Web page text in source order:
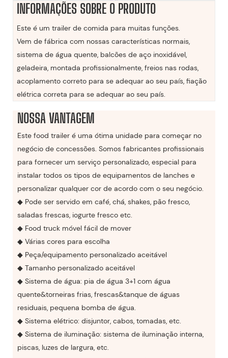
INFORMAÇÕES SOBRE O PRODUTO
Este é um trailer de comida para muitas funções.
Vem de fábrica com nossas características normais,
sistema de água quente, balcões de aço inoxidável,
geladeira, montada profissionalmente, freios nas rodas,
acoplamento correto para se adequar ao seu país, fiação
elétrica correta para se adequar ao seu país.
NOSSA VANTAGEM
Este food trailer é uma ótima unidade para começar no
negócio de concessões. Somos fabricantes profissionais
para fornecer um serviço personalizado, especial para
instalar todos os tipos de equipamentos de lanches e
personalizar qualquer cor de acordo com o seu negócio.
◆ Pode ser servido em café, chá, shakes, pão fresco,
saladas frescas, iogurte fresco etc.
◆ Food truck móvel fácil de mover
◆ Várias cores para escolha
◆ Peça/equipamento personalizado aceitável
◆ Tamanho personalizado aceitável
◆ Sistema de água: pia de água 3+1 com água
quente&torneiras frias, frescas&tanque de águas
residuais, pequena bomba de água.
◆ Sistema elétrico: disjuntor, cabos, tomadas, etc.
◆ Sistema de iluminação: sistema de iluminação interna,
piscas, luzes de largura, etc.